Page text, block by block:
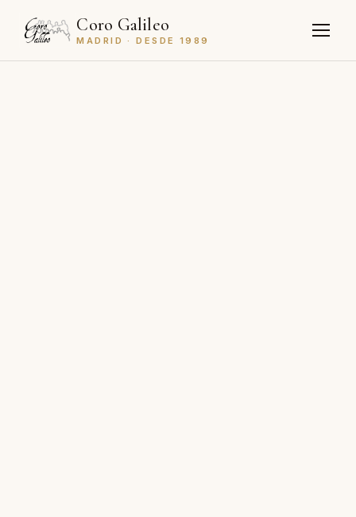
Coro Galileo
MADRID · DESDE 1989